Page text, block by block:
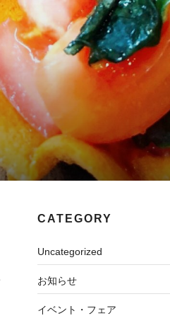
CATEGORY
Uncategorized
お知らせ
イベント・フェア